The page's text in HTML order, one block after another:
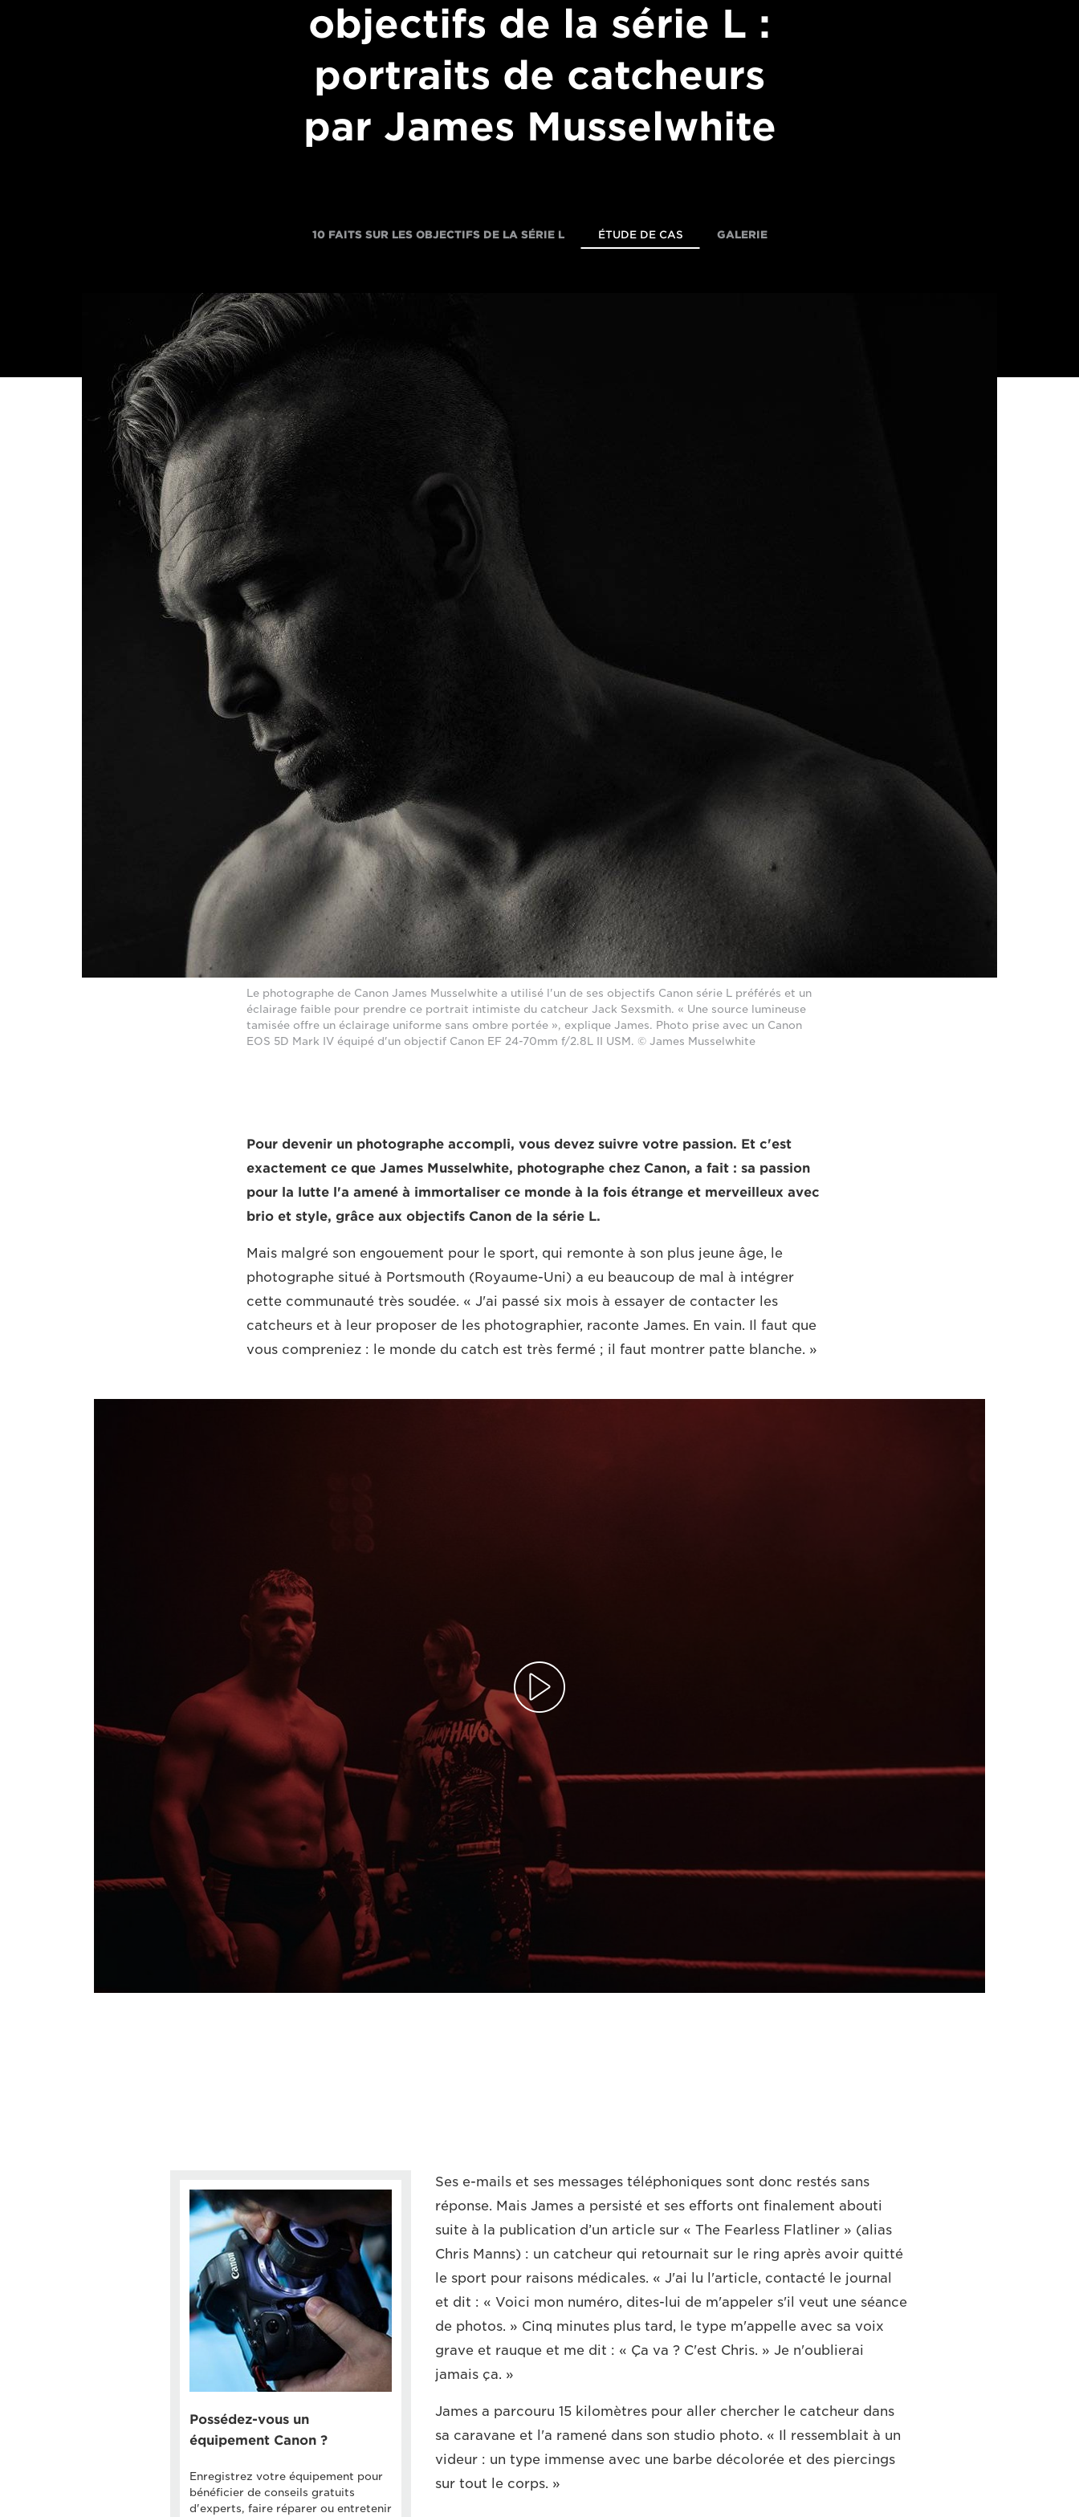
objectifs de la série L :
portraits de catcheurs
par James Musselwhite
10 FAITS SUR LES OBJECTIFS DE LA SÉRIE L ÉTUDE DE CAS GALERIE
Le photographe de Canon James Musselwhite a utilisé l'un de ses objectifs Canon série L préférés et un
éclairage faible pour prendre ce portrait intimiste du catcheur Jack Sexsmith. « Une source lumineuse
tamisée offre un éclairage uniforme sans ombre portée », explique James. Photo prise avec un Canon
EOS 5D Mark IV équipé d'un objectif Canon EF 24-70mm f/2.8L II USM. © James Musselwhite
Pour devenir un photographe accompli, vous devez suivre votre passion. Et c'est
exactement ce que James Musselwhite, photographe chez Canon, a fait : sa passion
pour la lutte l'a amené à immortaliser ce monde à la fois étrange et merveilleux avec
brio et style, grâce aux objectifs Canon de la série L.
Mais malgré son engouement pour le sport, qui remonte à son plus jeune âge, le
photographe situé à Portsmouth (Royaume-Uni) a eu beaucoup de mal à intégrer
cette communauté très soudée. « J'ai passé six mois à essayer de contacter les
catcheurs et à leur proposer de les photographier, raconte James. En vain. Il faut que
vous compreniez : le monde du catch est très fermé ; il faut montrer patte blanche. »
Possédez-vous un
équipement Canon ?
Enregistrez votre équipement pour
bénéficier de conseils gratuits
d'experts, faire réparer ou entretenir
Ses e-mails et ses messages téléphoniques sont donc restés sans
réponse. Mais James a persisté et ses efforts ont finalement abouti
suite à la publication d’un article sur « The Fearless Flatliner » (alias
Chris Manns) : un catcheur qui retournait sur le ring après avoir quitté
le sport pour raisons médicales. « J'ai lu l'article, contacté le journal
et dit : « Voici mon numéro, dites-lui de m'appeler s'il veut une séance
de photos. » Cinq minutes plus tard, le type m'appelle avec sa voix
grave et rauque et me dit : « Ça va ? C'est Chris. » Je n'oublierai
jamais ça. »
James a parcouru 15 kilomètres pour aller chercher le catcheur dans
sa caravane et l'a ramené dans son studio photo. « Il ressemblait à un
videur : un type immense avec une barbe décolorée et des piercings
sur tout le corps. »